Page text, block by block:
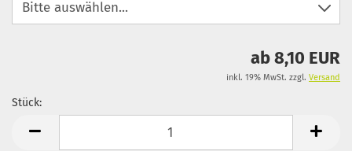
ab 8,10 EUR
inkl. 19% MwSt. zzgl. Versand
Stück: